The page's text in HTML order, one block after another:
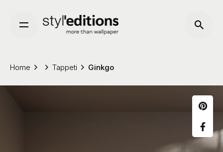
content
Home Tappeti Ginkgo